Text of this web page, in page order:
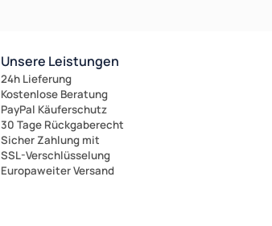
Unsere Leistungen
24h Lieferung
Kostenlose Beratung
PayPal Käuferschutz
30 Tage Rückgaberecht
Sicher Zahlung mit
SSL-Verschlüsselung
Europaweiter Versand